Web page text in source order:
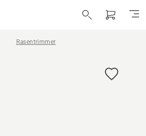
Rasentrimmer